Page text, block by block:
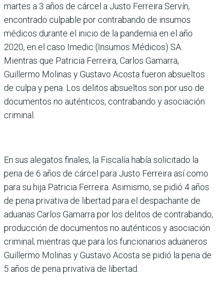
martes a 3 años de cárcel a Justo Ferreira Servín,
encontrado culpable por contrabando de insumos
médicos durante el inicio de la pandemia en el año
2020, en el caso Imedic (Insumos Médicos) SA.
Mientras que Patricia Ferreira, Carlos Gamarra,
Guillermo Molinas y Gustavo Acosta fueron absueltos
de culpa y pena. Los delitos absueltos son por uso de
documentos no auténticos, contrabando y asociación
criminal.
En sus alegatos finales, la Fiscalía había solicitado la
pena de 6 años de cárcel para Justo Ferreira así como
para su hija Patricia Ferreira. Asimismo, se pidió 4 años
de pena privativa de libertad para el despachante de
aduanas Carlos Gamarra por los delitos de contrabando,
producción de documentos no auténticos y asociación
criminal; mientras que para los funcionarios aduaneros
Guillermo Molinas y Gustavo Acosta se pidió la pena de
5 años de pena privativa de libertad.